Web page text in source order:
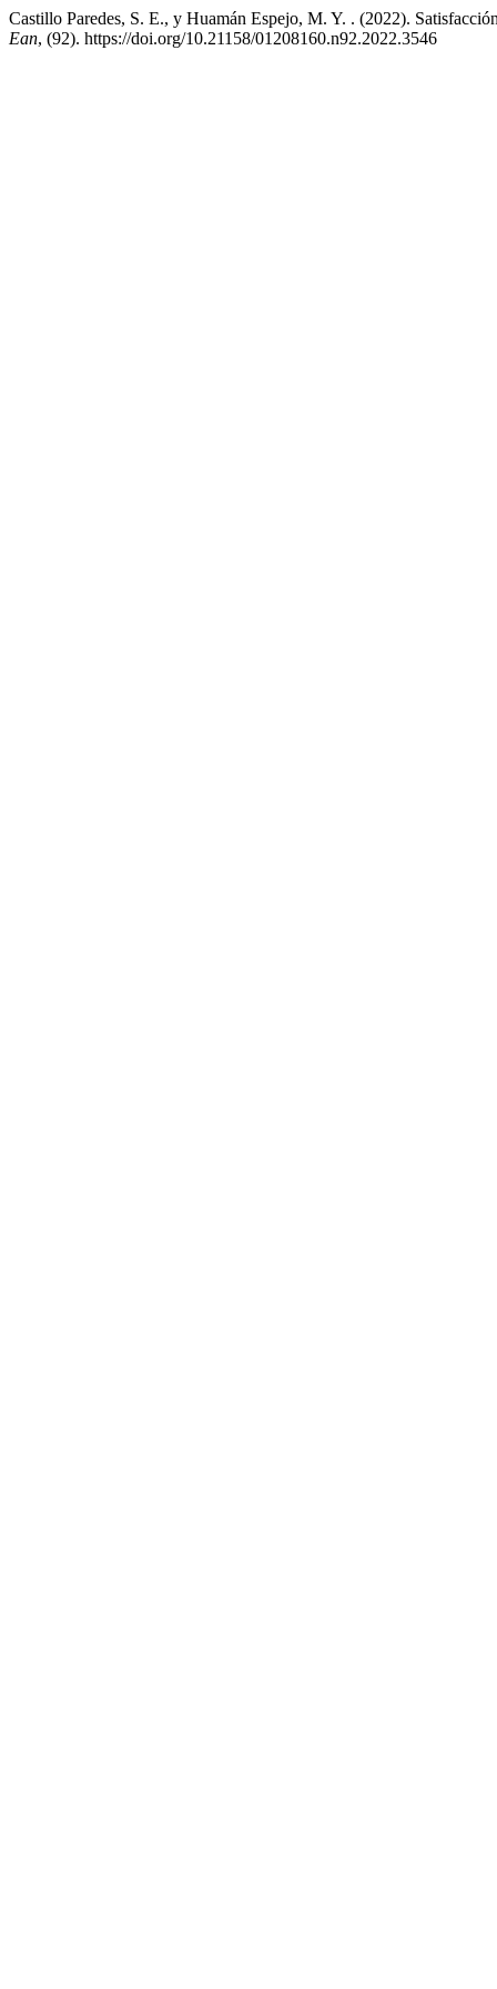
Castillo Paredes, S. E., y Huamán Espejo, M. Y. . (2022).
Ean, (92). https://doi.org/10.21158/01208160.n92.2022.3546